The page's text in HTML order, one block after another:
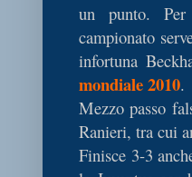
un punto.
campionato
infortuna
mondiale 2010.
Mezzo passo
Ranieri, tra cui
Finisce 3-3